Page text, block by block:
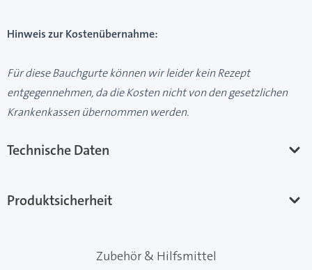
Hinweis zur Kostenübernahme:
Für diese Bauchgurte können wir leider kein Rezept
entgegennehmen, da die Kosten nicht von den gesetzlichen
Krankenkassen übernommen werden.
Technische Daten
Produktsicherheit
Zubehör & Hilfsmittel